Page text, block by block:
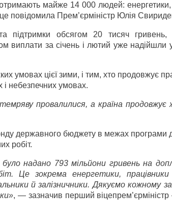
майже 14 000 людей: енергетики,
повідомила Прем’єр­міністр Юлія
підтримки обсягом 20 тисяч гривень,
виплати за січень і лютий уже надійшли
умовах цієї зими, і тим, хто продовжує
небезпечних умовах.
провалилися, а країна продовжує
державного бюджету в межах програми
робіт.
надано 793 мільйони гривень на
Це зокрема енергетики, працівники
й залізничники. Дякуємо кожному
, — зазначив перший віцепрем’єр­міністр